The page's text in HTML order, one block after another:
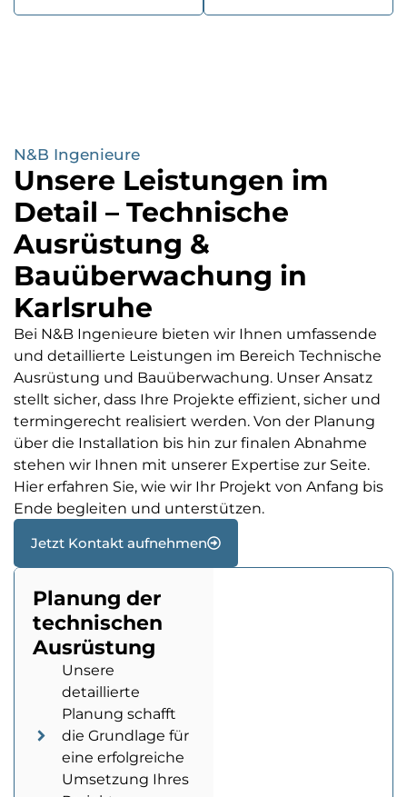
N&B Ingenieure
Unsere Leistungen im
Detail – Technische
Ausrüstung &
Bauüberwachung in
Karlsruhe
Bei N&B Ingenieure bieten wir Ihnen umfassende
und detaillierte Leistungen im Bereich Technische
Ausrüstung und Bauüberwachung. Unser Ansatz
stellt sicher, dass Ihre Projekte effizient, sicher und
termingerecht realisiert werden. Von der Planung
über die Installation bis hin zur finalen Abnahme
stehen wir Ihnen mit unserer Expertise zur Seite.
Hier erfahren Sie, wie wir Ihr Projekt von Anfang bis
Ende begleiten und unterstützen.
Jetzt Kontakt aufnehmen
Planung der
technischen
Ausrüstung
Unsere
detaillierte
Planung schafft
die Grundlage für
eine erfolgreiche
Umsetzung Ihres